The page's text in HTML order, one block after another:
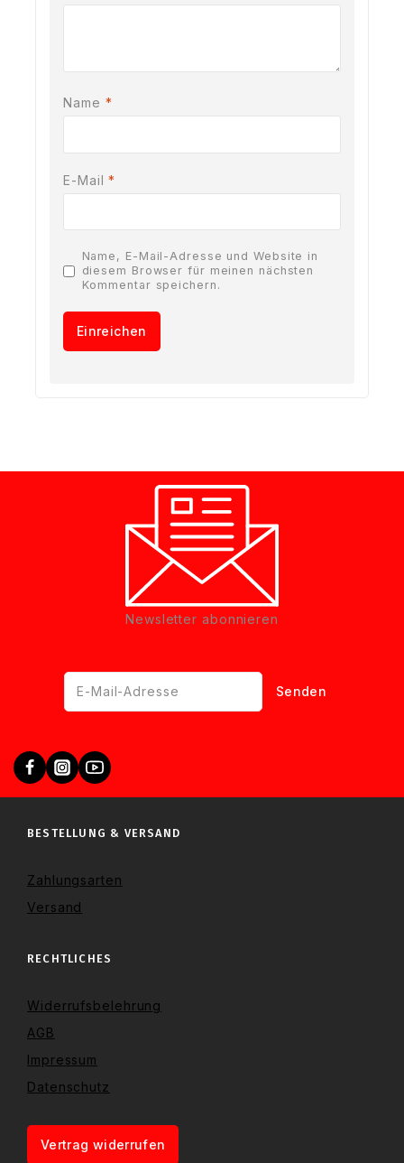
Name *
E-Mail*
Name, E-Mail-Adresse und Website in
diesem Browser für meinen nächsten
Kommentar speichern.
Newsletter abonnieren
BESTELLUNG & VERSAND
Zahlungsarten
Versand
RECHTLICHES
Widerrufsbelehrung
AGB
Impressum
Datenschutz
Vertrag widerrufen